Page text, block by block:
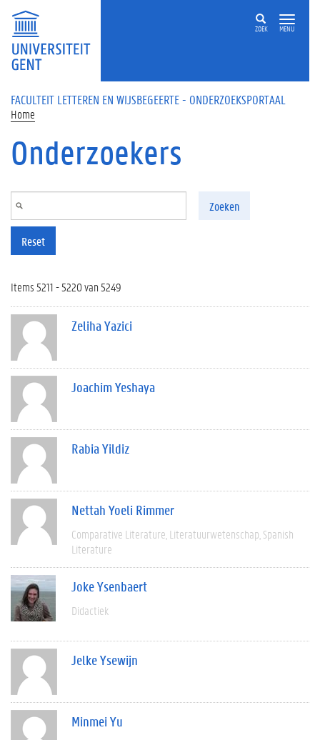
Overslaan en naar de inhoud gaan
ZOEK MENU
FACULTEIT LETTEREN EN WIJSBEGEERTE - ONDERZOEKSPORTAAL
Home
Onderzoekers
Zoeken
Reset
Items 5211 - 5220 van 5249
Zeliha Yazici
Joachim Yeshaya
Rabia Yildiz
Nettah Yoeli Rimmer
Comparative Literature Literatuurwetenschap Spanish
Literature
Joke Ysenbaert
Didactiek
Jelke Ysewijn
Minmei Yu